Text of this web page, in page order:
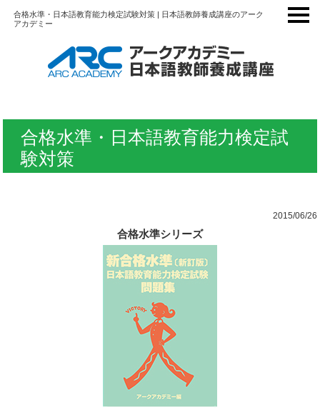
合格水準・日本語教育能力検定試験対策 | 日本語教師養成講座のアーク
アカデミー
合格水準・日本語教育能力検定試
験対策
2015/06/26
合格水準シリーズ